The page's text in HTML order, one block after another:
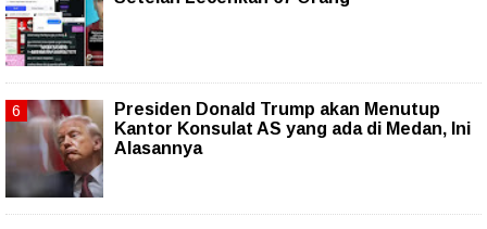
Presiden Donald Trump akan Menutup
Kantor Konsulat AS yang ada di Medan, Ini
Alasannya